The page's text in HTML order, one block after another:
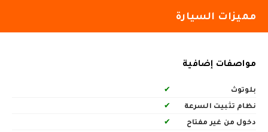
مميزات السيارة
مواصفات إضافية
بلوتوث
✔
نظام تثبيت السرعة
✔
دخول من غير مفتاح
✔